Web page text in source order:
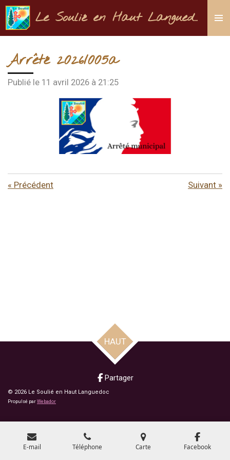
Passer
au
contenu
principal
Le Soulié en Haut Languedoc
Arrêté 2026/005a
Publié le 11 avril 2026 à 21:25
« Précédent Suivant »
HAUT
Partager
© 2026 Le Soulié en Haut Languedoc
Propulsé par Webador
E-mail Téléphone Carte Facebook